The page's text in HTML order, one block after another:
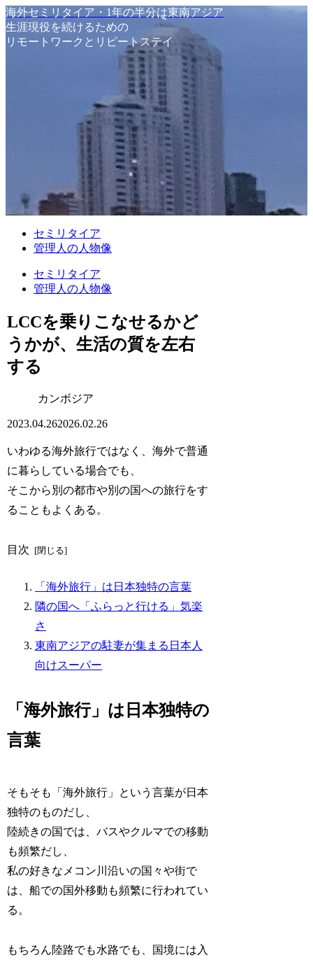
海外セミリタイア・1年の半分は東南アジア
生涯現役を続けるための
リモートワークとリピートステイ
セミリタイア
管理人の人物像
セミリタイア
管理人の人物像
LCCを乗りこなせるかど
うかが、生活の質を左右
する
カンボジア
2023.04.262026.02.26
いわゆる海外旅行ではなく、海外で普通
に暮らしている場合でも、
そこから別の都市や別の国への旅行をす
ることもよくある。
目次
「海外旅行」は日本独特の言葉
隣の国へ「ふらっと行ける」気楽
さ
東南アジアの駐妻が集まる日本人
向けスーパー
「海外旅行」は日本独特の
言葉
そもそも「海外旅行」という言葉が日本
独特のものだし、
陸続きの国では、バスやクルマでの移動
も頻繁だし、
私の好きなメコン川沿いの国々や街で
は、船での国外移動も頻繁に行われてい
る。
もちろん陸路でも水路でも、国境には入